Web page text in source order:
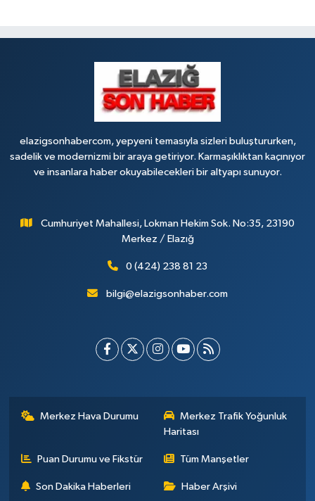
elazigsonhabercom, yepyeni temasıyla sizleri buluştururken,
sadelik ve modernizmi bir araya getiriyor. Karmaşıklıktan kaçınıyor
ve insanlara haber okuyabilecekleri bir altyapı sunuyor.
Cumhuriyet Mahallesi, Lokman Hekim Sok. No:35, 23190
Merkez / Elazığ
0 (424) 238 81 23
bilgi@elazigsonhaber.com
Merkez Hava Durumu
Merkez Trafik Yoğunluk
Haritası
Puan Durumu ve Fikstür Tüm Manşetler
Son Dakika Haberleri Haber Arşivi